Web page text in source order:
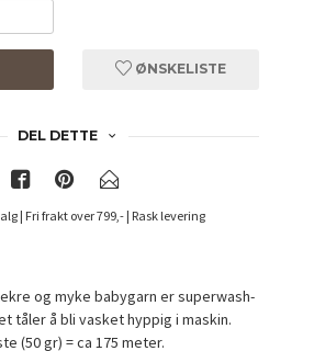
ØNSKELISTE
DEL DETTE
| Fri frakt over 799,- | Rask levering
og myke babygarn er superwash-
tåler å bli vasket hyppig i maskin.
(50 gr) = ca 175 meter.